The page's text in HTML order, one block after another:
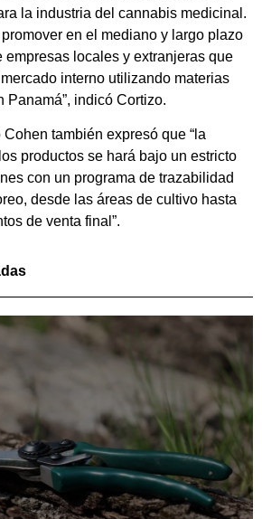
la industria del cannabis medicinal.
en el mediano y largo plazo
empresas locales y extranjeras que
interno utilizando materias
Panamá”, indicó Cortizo.
también expresó que “la
productos se hará bajo un estricto
con un programa de trazabilidad
desde las áreas de cultivo hasta
de venta final”.